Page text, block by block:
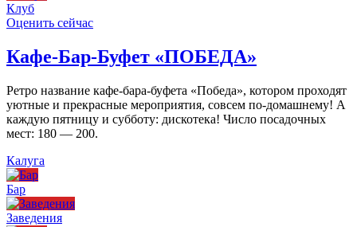
Клуб
Оценить сейчас
Кафе-Бар-Буфет «ПОБЕДА»
Ретро название кафе-бара-буфета «Победа», котором проходят
уютные и прекрасные мероприятия, совсем по-домашнему! А
каждую пятницу и субботу: дискотека! Число посадочных
мест: 180 — 200.
Калуга
Бар
Заведения